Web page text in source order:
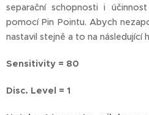
separační schopnosti i
pomocí Pin Pointu. Abych
nastavil stejně a to na následující
Sensitivity = 80
Disc. Level = 1